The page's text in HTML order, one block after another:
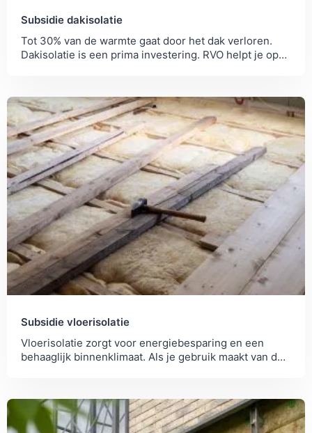
Subsidie dakisolatie
Tot 30% van de warmte gaat door het dak verloren.
Dakisolatie is een prima investering. RVO helpt je op
Subsidie vloerisolatie
Vloerisolatie zorgt voor energiebesparing en een
behaaglijk binnenklimaat. Als je gebruik maakt van de